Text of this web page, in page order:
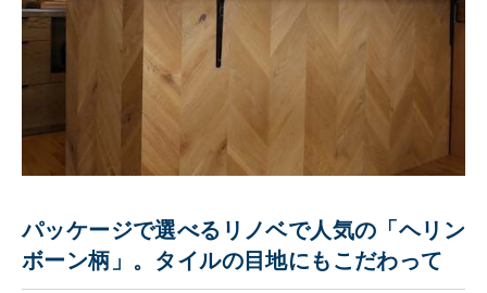
パッケージで選べるリノベで人気の「ヘリン
ボーン柄」。タイルの目地にもこだわって